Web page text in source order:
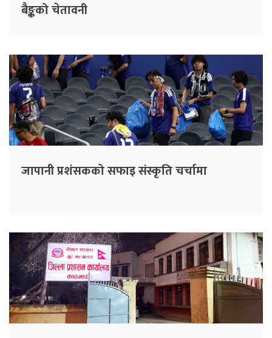
बैङ्कको चेतावनी
जापानी प्रशंसकको सफाइ संस्कृति चर्चामा